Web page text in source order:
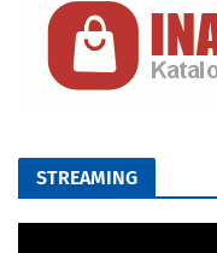
STREAMING